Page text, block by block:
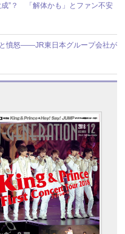
成”？ 「解体かも」とファン不安
憤怒――JR東日本グループ会社が